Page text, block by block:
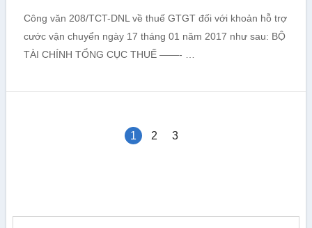
Công văn 208/TCT-DNL về thuế GTGT đối với khoản hỗ trợ
cước vận chuyển ngày 17 tháng 01 năm 2017 như sau: BỘ
TÀI CHÍNH TỔNG CỤC THUẾ ——- …
1 2 3